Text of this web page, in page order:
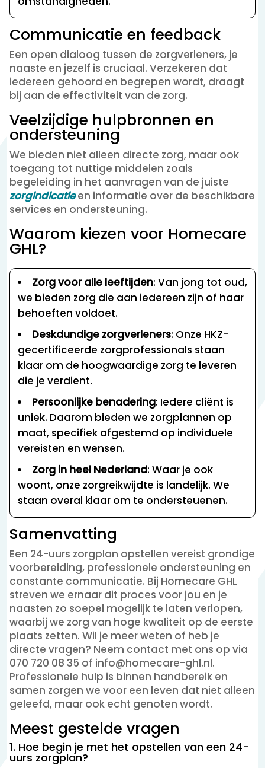
Communicatie en feedback
Een open dialoog tussen de zorgverleners, je
naaste en jezelf is cruciaal. Verzekeren dat
iedereen gehoord en begrepen wordt, draagt
bij aan de effectiviteit van de zorg.
Veelzijdige hulpbronnen en
ondersteuning
We bieden niet alleen directe zorg, maar ook
toegang tot nuttige middelen zoals
begeleiding in het aanvragen van de juiste
zorgindicatieen informatie over de beschikbare
services en ondersteuning.
Waarom kiezen voor Homecare
GHL?
Zorg voor alle leeftijden: Van jong tot oud,
we bieden zorg die aan iedereen zijn of haar
behoeften voldoet.
Deskdundige zorgverleners: Onze HKZ-
gecertificeerde zorgprofessionals staan
klaar om de hoogwaardige zorg te leveren
die je verdient.
Persoonlijke benadering: Iedere cliënt is
uniek. Daarom bieden we zorgplannen op
maat, specifiek afgestemd op individuele
vereisten en wensen.
Zorg in heel Nederland: Waar je ook
woont, onze zorgreikwijdte is landelijk. We
staan overal klaar om te ondersteuenen.
Samenvatting
Een 24-uurs zorgplan opstellen vereist grondige
voorbereiding, professionele ondersteuning en
constante communicatie. Bij Homecare GHL
streven we ernaar dit proces voor jou en je
naasten zo soepel mogelijk te laten verlopen,
waarbij we zorg van hoge kwaliteit op de eerste
plaats zetten. Wil je meer weten of heb je
directe vragen? Neem contact met ons op via
070 720 08 35 of info@homecare-ghl.nl.
Professionele hulp is binnen handbereik en
samen zorgen we voor een leven dat niet alleen
geleefd, maar ook echt genoten wordt.
Meest gestelde vragen
1. Hoe begin je met het opstellen van een 24-
uurs zorgplan?